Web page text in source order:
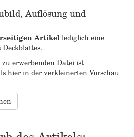
Auflösung und
Artikellediglich eine
zu erwerbenden Datei ist
hier in der verkleinerten Vorschau